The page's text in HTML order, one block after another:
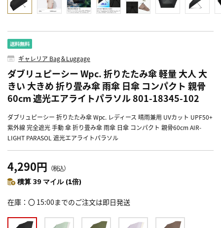
ギャレリア Bag＆Luggage
ダブリュピーシー Wpc. 折りたたみ傘 軽量 大人 大
きい 大きめ 折り畳み傘 雨傘 日傘 コンパクト 親骨
60cm 遮光エアライトパラソル 801-18345-102
ダブリュピーシー 折りたたみ傘 Wpc. レディース 晴雨兼用 UVカット UPF50+
紫外線 完全遮光 手動 傘 折り畳み傘 雨傘 日傘 コンパクト 親骨60cm AIR-
LIGHT PARASOL 遮光エアライトパラソル
4,290円 （税込）
積算 39 マイル (1倍)
在庫 〇 15:00までのご注文は即日発送